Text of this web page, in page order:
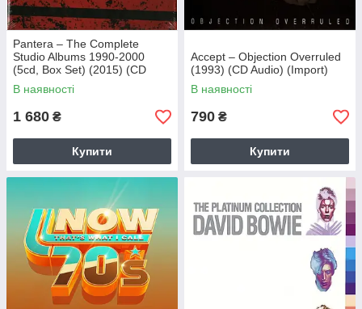
Pantera – The Complete
Studio Albums 1990-2000
(5cd, Box Set) (2015) (CD
Audio) (Import)
В наявності
1 680 ₴
Купити
Accept – Objection Overruled
(1993) (CD Audio) (Import)
В наявності
790 ₴
Купити